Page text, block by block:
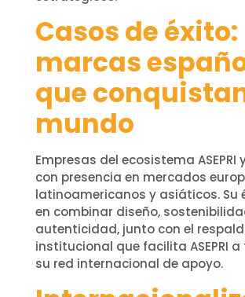
Casos de éxito:
marcas
que
mundo
Empresas del ecosistema ASEPRI
con presencia en mercados
latinoamericanos y asiáticos. Su
en combinar diseño,
autenticidad, junto con el
institucional que facilita ASEPRI
su red internacional de apoyo.